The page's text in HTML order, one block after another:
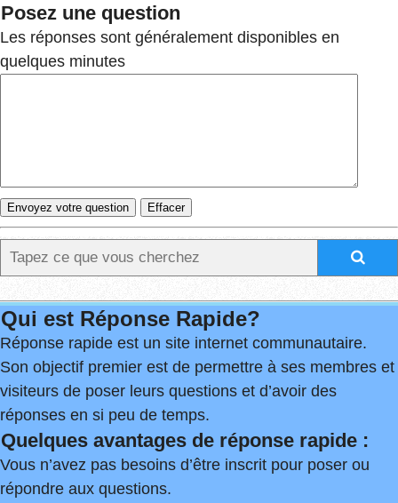
Posez une question
Les réponses sont généralement disponibles en
quelques minutes
Qui est Réponse Rapide?
Réponse rapide est un site internet communautaire.
Son objectif premier est de permettre à ses membres et
visiteurs de poser leurs questions et d’avoir des
réponses en si peu de temps.
Quelques avantages de réponse rapide :
Vous n’avez pas besoins d’être inscrit pour poser ou
répondre aux questions.